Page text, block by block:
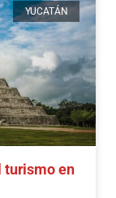
YUCATÁN
turismo en